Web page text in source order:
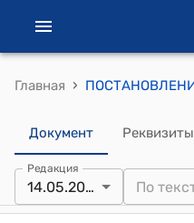
Главная ›
Документ Реквизиты
Редакция
14.05.2012